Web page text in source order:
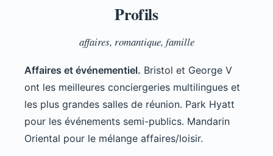
Profils
affaires, romantique, famille
Affaires et événementiel. Bristol et George V
ont les meilleures conciergeries multilingues et
les plus grandes salles de réunion. Park Hyatt
pour les événements semi-publics. Mandarin
Oriental pour le mélange affaires/loisir.